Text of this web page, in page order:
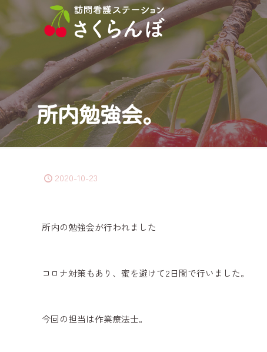
所内勉強会。
2020-10-23
所内の勉強会が行われました
コロナ対策もあり、蜜を避けて2日間で行いました。
今回の担当は作業療法士。